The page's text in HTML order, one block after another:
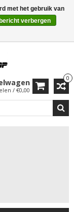
vanaf €169 →
0
/ €0,00
met het gebruik van
verbergen